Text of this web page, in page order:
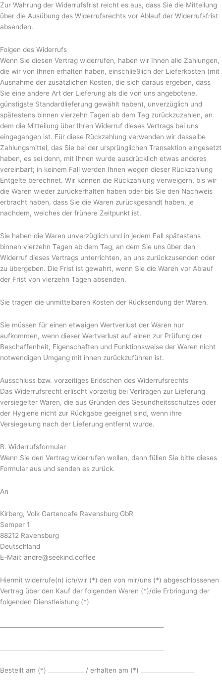
Zur Wahrung der Widerrufsfrist reicht es aus, dass Sie die Mitteilung
über die Ausübung des Widerrufsrechts vor Ablauf der Widerrufsfrist
absenden.
Folgen des Widerrufs
Wenn Sie diesen Vertrag widerrufen, haben wir Ihnen alle Zahlungen,
die wir von Ihnen erhalten haben, einschließlich der Lieferkosten (mit
Ausnahme der zusätzlichen Kosten, die sich daraus ergeben, dass
Sie eine andere Art der Lieferung als die von uns angebotene,
günstigste Standardlieferung gewählt haben), unverzüglich und
spätestens binnen vierzehn Tagen ab dem Tag zurückzuzahlen, an
dem die Mitteilung über Ihren Widerruf dieses Vertrags bei uns
eingegangen ist. Für diese Rückzahlung verwenden wir dasselbe
Zahlungsmittel, das Sie bei der ursprünglichen Transaktion eingesetzt
haben, es sei denn, mit Ihnen wurde ausdrücklich etwas anderes
vereinbart; in keinem Fall werden Ihnen wegen dieser Rückzahlung
Entgelte berechnet. Wir können die Rückzahlung verweigern, bis wir
die Waren wieder zurückerhalten haben oder bis Sie den Nachweis
erbracht haben, dass Sie die Waren zurückgesandt haben, je
nachdem, welches der frühere Zeitpunkt ist.
Sie haben die Waren unverzüglich und in jedem Fall spätestens
binnen vierzehn Tagen ab dem Tag, an dem Sie uns über den
Widerruf dieses Vertrags unterrichten, an uns zurückzusenden oder
zu übergeben. Die Frist ist gewahrt, wenn Sie die Waren vor Ablauf
der Frist von vierzehn Tagen absenden.
Sie tragen die unmittelbaren Kosten der Rücksendung der Waren.
Sie müssen für einen etwaigen Wertverlust der Waren nur
aufkommen, wenn dieser Wertverlust auf einen zur Prüfung der
Beschaffenheit, Eigenschaften und Funktionsweise der Waren nicht
notwendigen Umgang mit ihnen zurückzuführen ist.
Ausschluss bzw. vorzeitiges Erlöschen des Widerrufsrechts
Das Widerrufsrecht erlischt vorzeitig bei Verträgen zur Lieferung
versiegelter Waren, die aus Gründen des Gesundheitsschutzes oder
der Hygiene nicht zur Rückgabe geeignet sind, wenn ihre
Versiegelung nach der Lieferung entfernt wurde.
B. Widerrufsformular
Wenn Sie den Vertrag widerrufen wollen, dann füllen Sie bitte dieses
Formular aus und senden es zurück.
An
Kirberg, Volk Gartencafe Ravensburg GbR
Semper 1
88212 Ravensburg
Deutschland
E-Mail: andre@seekind.coffee
Hiermit widerrufe(n) ich/wir (*) den von mir/uns (*) abgeschlossenen
Vertrag über den Kauf der folgenden Waren (*)/die Erbringung der
folgenden Dienstleistung (*)
Bestellt am (*) ____________ / erhalten am (*) __________________